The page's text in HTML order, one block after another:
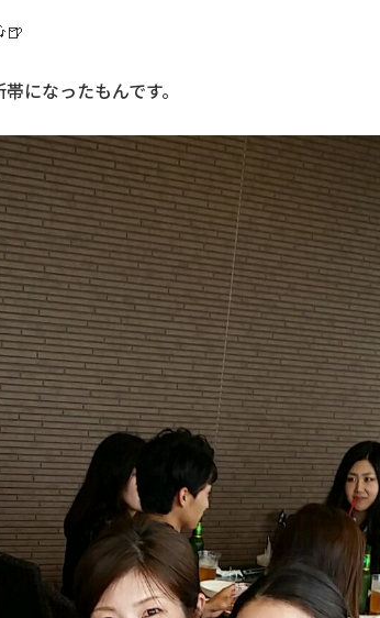
になったもんです。